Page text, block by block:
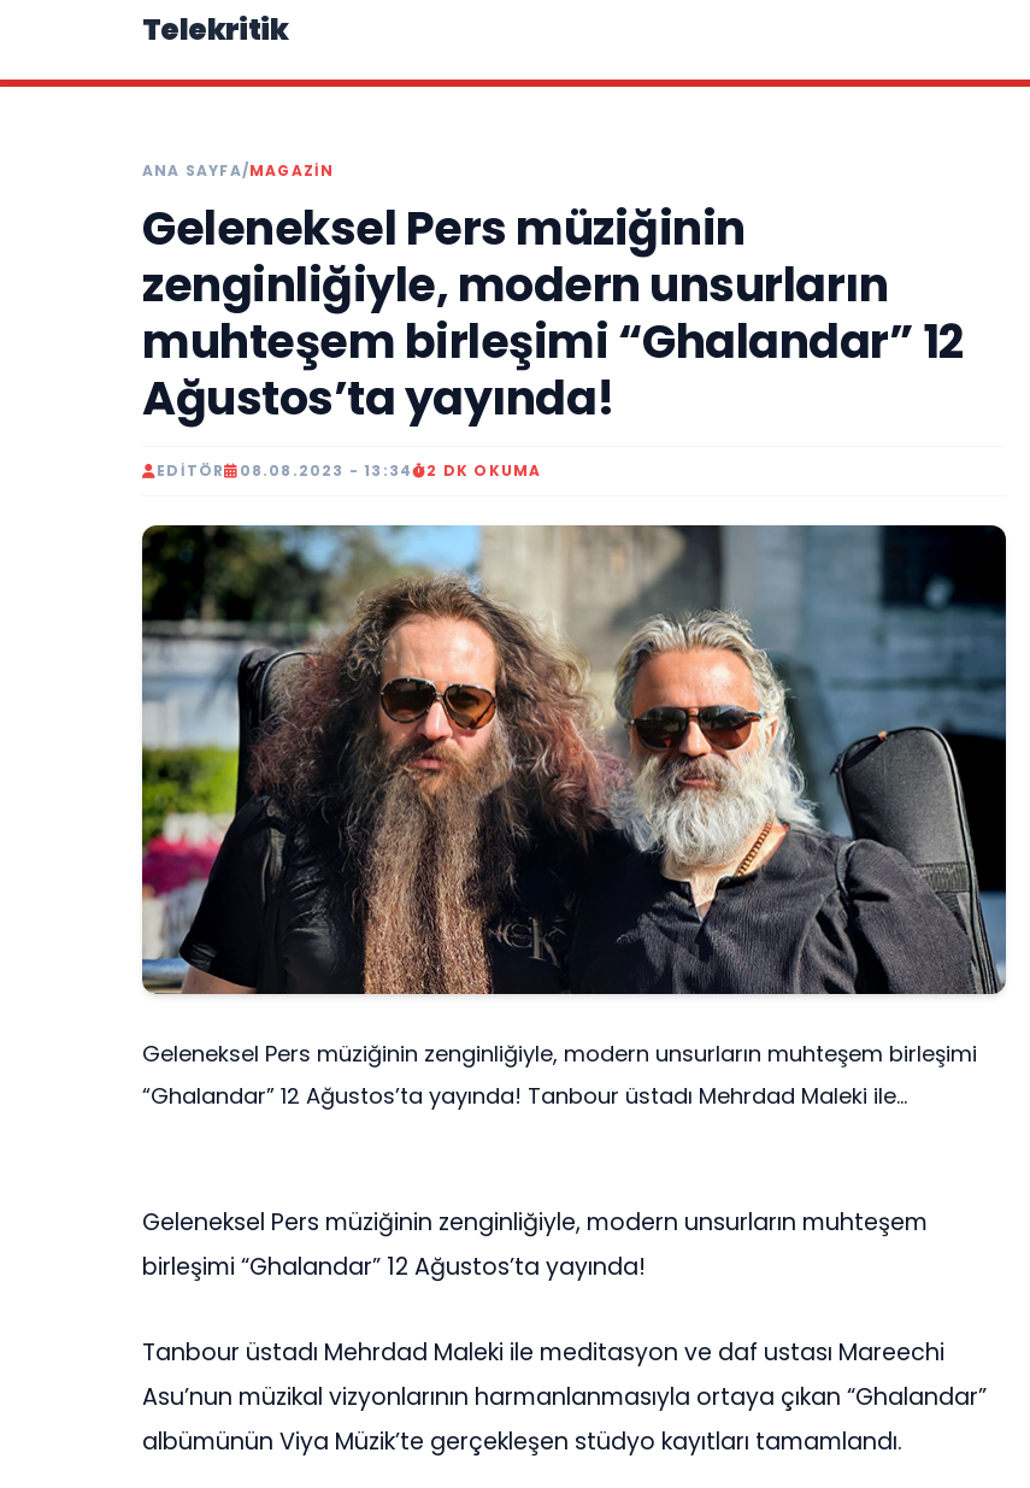
Telekritik
ANA SAYFA/MAGAZIN
Geleneksel Pers müziğinin
zenginliğiyle, modern unsurların
muhteşem birleşimi “Ghalandar” 12
Ağustos’ta yayında!
EDITÖR 08.08.2023 - 13:34 2 DK OKUMA
Geleneksel Pers müziğinin zenginliğiyle, modern unsurların muhteşem birleşimi
“Ghalandar” 12 Ağustos’ta yayında! Tanbour üstadı Mehrdad Maleki ile...
Geleneksel Pers müziğinin zenginliğiyle, modern unsurların muhteşem
birleşimi “Ghalandar” 12 Ağustos’ta yayında!
Tanbour üstadı Mehrdad Maleki ile meditasyon ve daf ustası Mareechi
Asu’nun müzikal vizyonlarının harmanlanmasıyla ortaya çıkan “Ghalandar”
albümünün Viya Müzik’te gerçekleşen stüdyo kayıtları tamamlandı.